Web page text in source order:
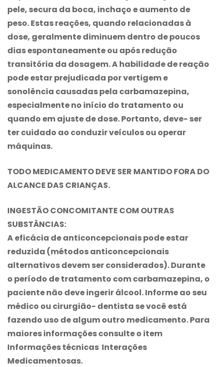
pele, secura da boca, inchaço e aumento de
peso. Estas reações, quando relacionadas à
dose, geralmente diminuem dentro de poucos
dias espontaneamente ou após redução
transitória da dosagem. A habilidade de reação
pode estar prejudicada por vertigem e
sonolência causadas pela carbamazepina,
especialmente no início do tratamento ou
quando em ajuste de dose. Portanto, deve- ser
ter cuidado ao conduzir veículos ou operar
máquinas.
TODO MEDICAMENTO DEVE SER MANTIDO FORA DO
ALCANCE DAS CRIANÇAS.
INGESTÃO CONCOMITANTE COM OUTRAS
SUBSTÂNCIAS:
A eficácia de anticoncepcionais pode estar
reduzida (métodos anticoncepcionais
alternativos devem ser considerados). Durante
o período de tratamento comcarbamazepina, o
paciente não deve ingerir álcool. Informe ao seu
médico ou cirurgião- dentista se você está
fazendo uso de algum outro medicamento. Para
maiores informações consulte o item
Informações técnicas Interações
Medicamentosas.